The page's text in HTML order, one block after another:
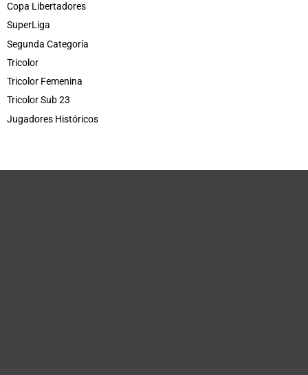
Copa Libertadores
SuperLiga
Segunda Categoría
Tricolor
Tricolor Femenina
Tricolor Sub 23
Jugadores Históricos